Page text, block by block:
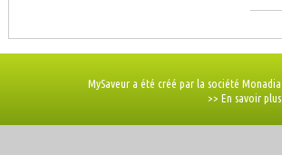
MySaveur a été créé par la société Monadia
>> En savoir plus